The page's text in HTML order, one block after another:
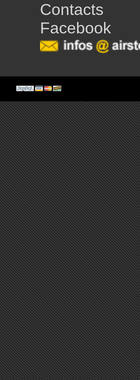
Contacts
Facebook